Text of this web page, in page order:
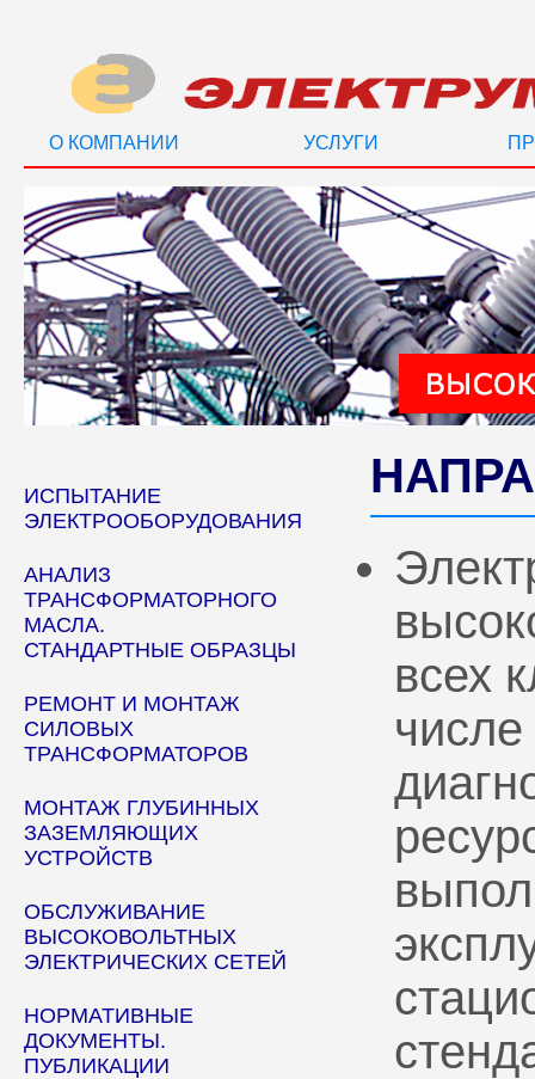
О КОМПАНИИ УСЛУГИ
ИСПЫТАНИЕ
ЭЛЕКТРООБОРУДОВАНИЯ
АНАЛИЗ
ТРАНСФОРМАТОРНОГО
МАСЛА.
СТАНДАРТНЫЕ ОБРАЗЦЫ
РЕМОНТ И МОНТАЖ
СИЛОВЫХ
ТРАНСФОРМАТОРОВ
МОНТАЖ ГЛУБИННЫХ
ЗАЗЕМЛЯЮЩИХ
УСТРОЙСТВ
ОБСЛУЖИВАНИЕ
ВЫСОКОВОЛЬТНЫХ
ЭЛЕКТРИЧЕСКИХ СЕТЕЙ
НОРМАТИВНЫЕ
ДОКУМЕНТЫ.
ПУБЛИКАЦИИ
всех